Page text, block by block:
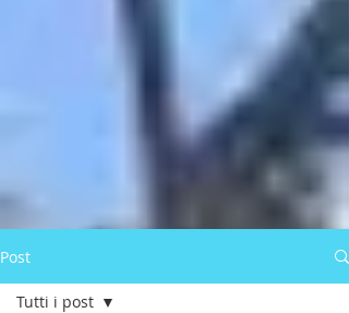
Post
Tutti i post